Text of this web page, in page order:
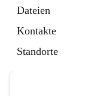
Dateien
Kontakte
Standorte